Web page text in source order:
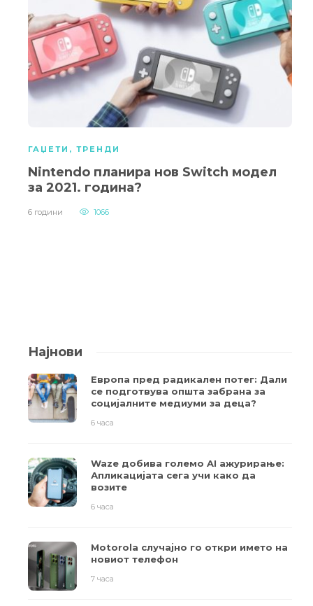
ГАЏЕТИ , ТРЕНДИ
Nintendo планира нов Switch модел
за 2021. година?
6 години 1066
Најнови
Европа пред радикален потег: Дали
се подготвува општа забрана за
социјалните медиуми за деца?
6 часа
Waze добива големо AI ажурирање:
Апликацијата сега учи како да
возите
6 часа
Motorola случајно го откри името на
новиот телефон
7 часа